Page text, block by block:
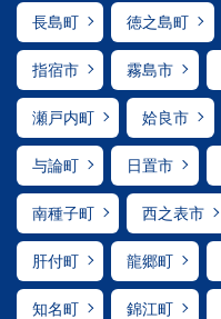
長島町 徳之島町
指宿市 霧島市
瀬戸内町 姶良市
与論町 日置市
南種子町 西之表市
肝付町 龍郷町
知名町 錦江町